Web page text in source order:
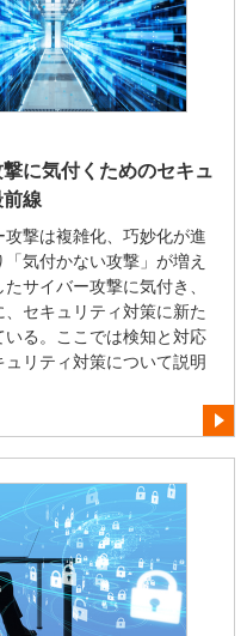
に気付くためのセキュ
前線
撃は複雑化、巧妙化が進
「気付かない攻撃」が増え
サイバー攻撃に気付き、
セキュリティ対策に新た
いる。ここでは検知と対応
ュリティ対策について説明